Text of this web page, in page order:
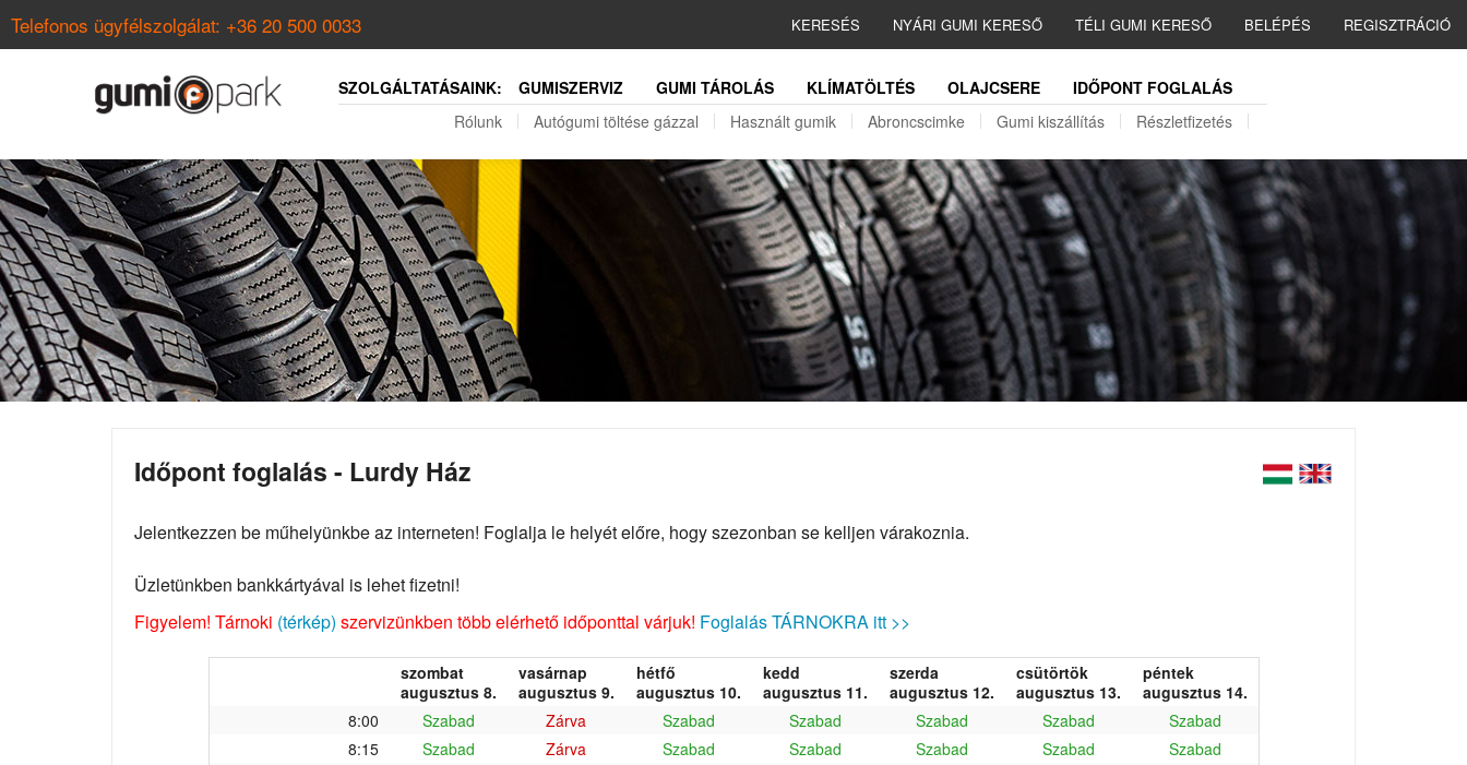
Telefonos ügyfélszolgálat: +36 20 500 0033 KERESÉS NYÁRI GUMI KERESŐ TÉLI GUMI KERESŐ BELÉPÉS REGISZTRÁCIÓ
SZOLGÁLTATÁSAINK: GUMISZERVIZ GUMI TÁROLÁS KLÍMATÖLTÉS OLAJCSERE
IDŐPONT FOGLALÁS
Rólunk
Autógumi töltése gázzal Használt gumik Abroncscimke Gumi kiszállítás Részletfizetés
Időpont foglalás - Lurdy Ház
Jelentkezzen be műhelyünkbe az interneten! Foglalja le helyét előre, hogy szezonban se kelljen várakoznia.
Üzletünkben bankkártyával is lehet fizetni!
Figyelem! Tárnoki (térkép) szervizünkben több elérhető időponttal várjuk! Foglalás TÁRNOKRA itt >>
szombat
augusztus 8.
vasárnap
augusztus 9.
hétfő
augusztus 10.
kedd
augusztus 11.
szerda
augusztus 12.
csütörtök
augusztus 13.
péntek
augusztus 14.
8:00
Szabad Zárva Szabad Szabad Szabad Szabad
Szabad
8:15
Szabad Zárva Szabad Szabad Szabad Szabad
Szabad